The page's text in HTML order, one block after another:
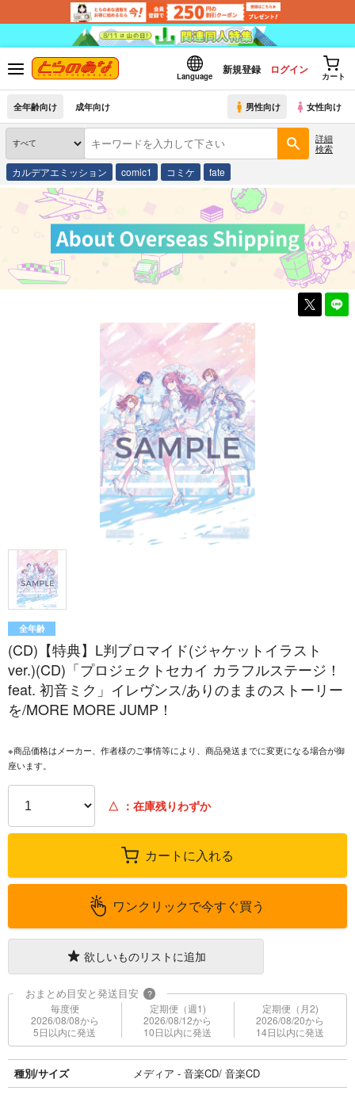
Language
新規登録 ログイン
カート
全年齢向け 成年向け 男性向け 女性向け
詳細
検索
カルデアエミッション comic1 コミケ fate
全年齢
(CD)【特典】L判ブロマイド(ジャケットイラスト
ver.)(CD)「プロジェクトセカイ カラフルステージ！
feat. 初音ミク」イレヴンス/ありのままのストーリー
を/MORE MORE JUMP！
※商品価格はメーカー、作者様のご事情等により、商品発送までに変更になる場合が御
座います。
△ ：在庫残りわずか
カートに入れる
ワンクリックで今すぐ買う
欲しいものリストに追加
おまとめ目安と発送目安 ?
毎度便
2026/08/08から
5日以内に発送
定期便（週1)
2026/08/12から
10日以内に発送
定期便（月2)
2026/08/20から
14日以内に発送
種別/サイズ メディア - 音楽CD/ 音楽CD